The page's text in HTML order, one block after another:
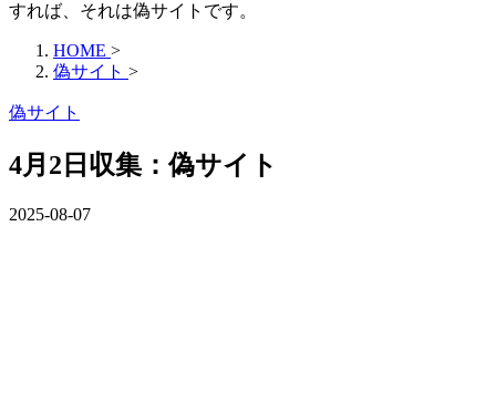
すれば、それは偽サイトです。
HOME >
偽サイト >
偽サイト
4月2日収集：偽サイト
2025-08-07